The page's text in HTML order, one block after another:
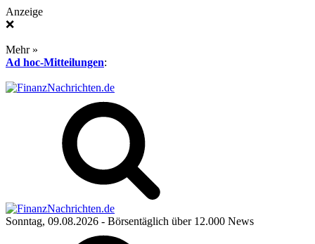
Anzeige
❌
Mehr »
Ad hoc-Mitteilungen:
Sonntag, 09.08.2026 - Börsentäglich über 12.000 News